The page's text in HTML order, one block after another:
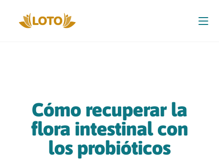
Cómo recuperar la
flora intestinal con
los probióticos